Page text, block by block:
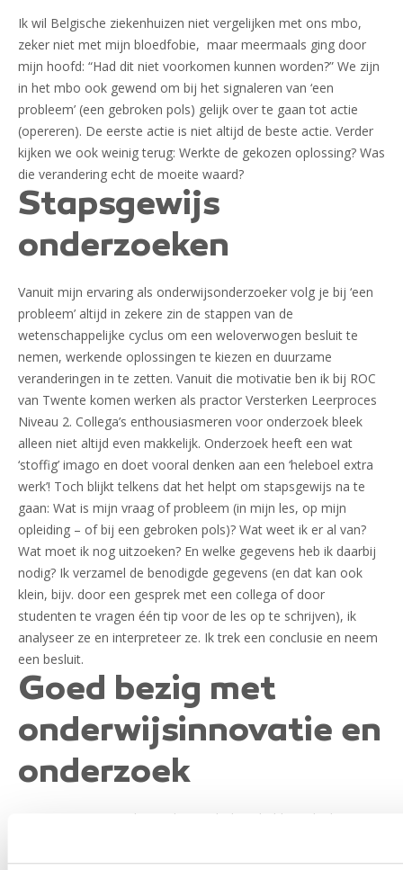
Ik wil Belgische ziekenhuizen niet vergelijken met ons mbo,
zeker niet met mijn bloedfobie, maar meermaals ging door
mijn hoofd: “Had dit niet voorkomen kunnen worden?” We zijn
in het mbo ook gewend om bij het signaleren van ‘een
probleem’ (een gebroken pols) gelijk over te gaan tot actie
(opereren). De eerste actie is niet altijd de beste actie. Verder
kijken we ook weinig terug: Werkte de gekozen oplossing? Was
die verandering echt de moeite waard?
Stapsgewijs
onderzoeken
Vanuit mijn ervaring als onderwijsonderzoeker volg je bij ‘een
probleem’ altijd in zekere zin de stappen van de
wetenschappelijke cyclus om een weloverwogen besluit te
nemen, werkende oplossingen te kiezen en duurzame
veranderingen in te zetten. Vanuit die motivatie ben ik bij ROC
van Twente komen werken als practor Versterken Leerproces
Niveau 2. Collega’s enthousiasmeren voor onderzoek bleek
alleen niet altijd even makkelijk. Onderzoek heeft een wat
‘stoffig’ imago en doet vooral denken aan een ‘heleboel extra
werk’! Toch blijkt telkens dat het helpt om stapsgewijs na te
gaan: Wat is mijn vraag of probleem (in mijn les, op mijn
opleiding – of bij een gebroken pols)? Wat weet ik er al van?
Wat moet ik nog uitzoeken? En welke gegevens heb ik daarbij
nodig? Ik verzamel de benodigde gegevens (en dat kan ook
klein, bijv. door een gesprek met een collega of door
studenten te vragen één tip voor de les op te schrijven), ik
analyseer ze en interpreteer ze. Ik trek een conclusie en neem
een besluit.
Goed bezig met
onderwijsinnovatie en
onderzoek
Het zou in ons geval misschien geholpen hebben als de
dat op ons ROC al heel goed! Veel collega’s volgen een